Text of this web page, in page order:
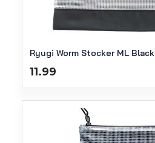
Ryugi Worm Stocker ML Black
11.99